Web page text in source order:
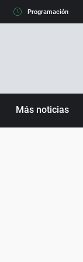
al Barça La llamada
Programación
Más noticias